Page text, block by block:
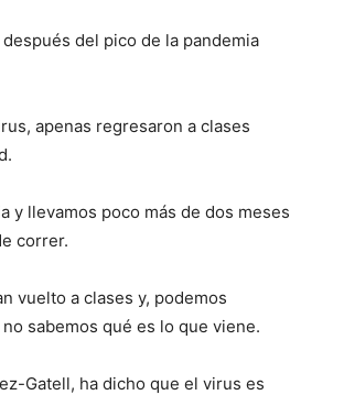
del pico de la pandemia
apenas regresaron a clases
y llevamos poco más de dos meses
correr.
vuelto a clases y, podemos
sabemos qué es lo que viene.
Gatell, ha dicho que el virus es